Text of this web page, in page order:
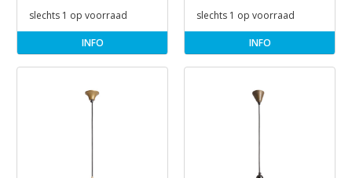
slechts 1 op voorraad
INFO
slechts 1 op voorraad
INFO